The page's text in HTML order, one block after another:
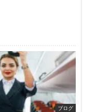
ブログ